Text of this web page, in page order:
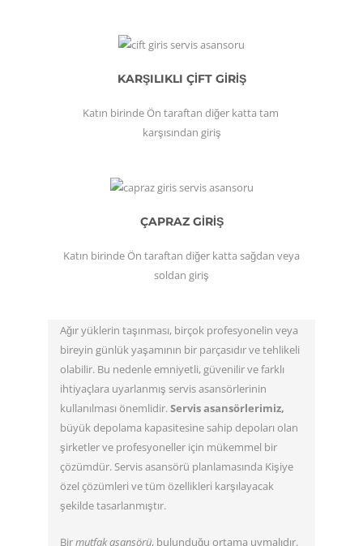
KARŞILIKLI ÇİFT GİRİŞ
Katın birinde Ön taraftan diğer katta tam
karşısından giriş
ÇAPRAZ GİRİŞ
Katın birinde Ön taraftan diğer katta sağdan veya
soldan giriş
Ağır yüklerin taşınması, birçok profesyonelin veya
bireyin günlük yaşamının bir parçasıdır ve tehlikeli
olabilir. Bu nedenle emniyetli, güvenilir ve farklı
ihtiyaçlara uyarlanmış servis asansörlerinin
kullanılması önemlidir. Servis asansörlerimiz,
büyük depolama kapasitesine sahip depoları olan
şirketler ve profesyoneller için mükemmel bir
çözümdür. Servis asansörü planlamasında Kişiye
özel çözümleri ve tüm özellikleri karşılayacak
şekilde tasarlanmıştır.
Birmutfak asansörü, bulunduğu ortama uymalıdır.